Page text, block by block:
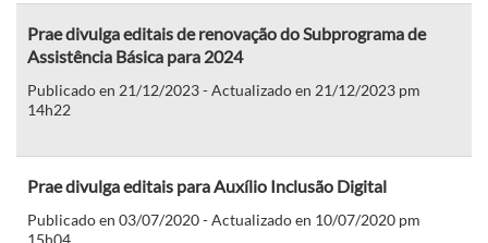
Prae divulga editais de renovação do Subprograma de
Assistência Básica para 2024
Publicado en 21/12/2023 - Actualizado en 21/12/2023 pm
14h22
Prae divulga editais para Auxílio Inclusão Digital
Publicado en 03/07/2020 - Actualizado en 10/07/2020 pm
15h04